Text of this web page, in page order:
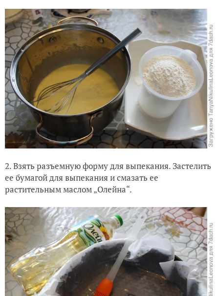
2. Взять разъемную форму для выпекания. Застелить
ее бумагой для выпекания и смазать ее
растительным маслом „Олейна“.